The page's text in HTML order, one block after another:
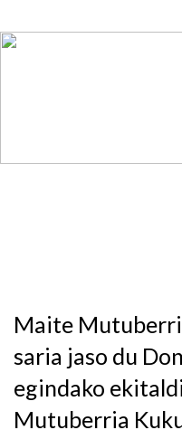
Maite
saria jaso du
egindako
Mutuberria